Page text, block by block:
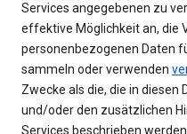
Services angegebenen zu
effektive Möglichkeit an, die
personenbezogenen Daten
sammeln oder verwenden
Zwecke als die, die in
und/oder den zusätzlichen
Services beschrieben